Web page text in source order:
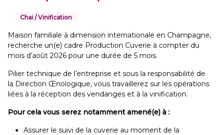
Chai / Vinification
Maison familiale à dimension internationale en Champagne,
recherche un(e) cadre Production Cuverie à compter du
mois d’août 2026 pour une durée de 5 mois.
Pilier technique de l’entreprise et sous la responsabilité de
la Direction Œnologique, vous travaillerez sur les opérations
liées à la réception des vendanges et à la vinification.
Pour cela vous serez notamment amené(e) à :
Assurer le suivi de la cuverie au moment de la